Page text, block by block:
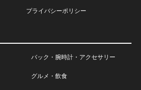
プライバシーポリシー
バック・腕時計・アクセサリー
グルメ・飲食